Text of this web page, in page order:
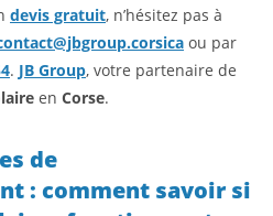
devis gratuit, n’hésitez pas à
ou par
. JB Group, votre partenaire de
en Corse.
de
: comment savoir si